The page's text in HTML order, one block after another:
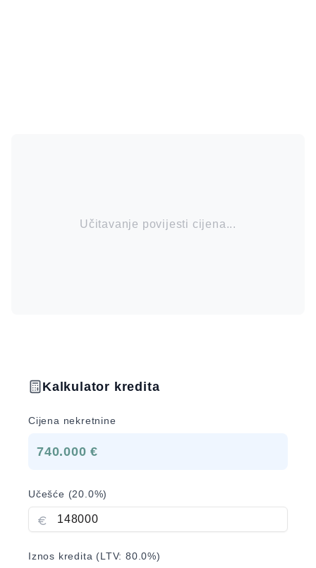
Učitavanje povijesti cijena...
Kalkulator kredita
Cijena nekretnine
740.000 €
Učešće (20.0%)
Iznos kredita (LTV:80.0%)